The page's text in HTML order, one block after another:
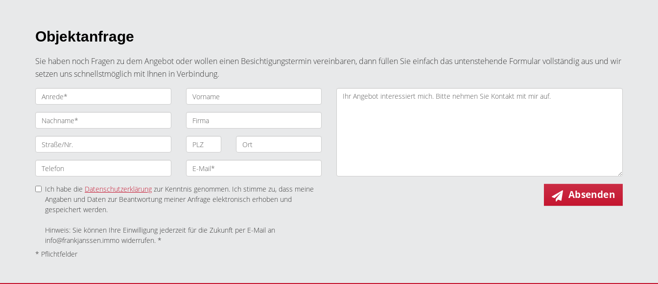
Objektanfrage
Sie haben noch Fragen zu dem Angebot oder wollen einen Besichtigungstermin vereinbaren, dann füllen Sie einfach das untenstehende Formular vollständig aus und wir
setzen uns schnellstmöglich mit Ihnen in Verbindung.
Ich habe die Datenschutzerklärung zur Kenntnis genommen. Ich stimme zu, dass meine
Angaben und Daten zur Beantwortung meiner Anfrage elektronisch erhoben und
gespeichert werden.
Hinweis: Sie können Ihre Einwilligung jederzeit für die Zukunft per E-Mail an
info@frankjanssen.immo widerrufen. *
* Pflichtfelder
Absenden